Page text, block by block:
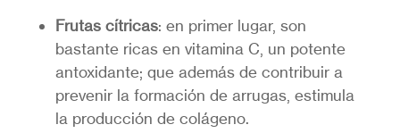
Frutas cítricas: en primer lugar, son
bastante ricas en vitamina C, un potente
antoxidante; que además de contribuir a
prevenir la formación de arrugas, estimula
la producción de colágeno.